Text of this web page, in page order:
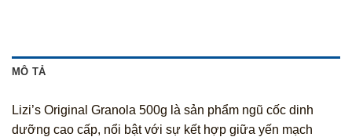
MÔ TẢ
Lizi’s Original Granola 500g là sản phẩm ngũ cốc dinh
dưỡng cao cấp, nổi bật với sự kết hợp giữa yến mạch